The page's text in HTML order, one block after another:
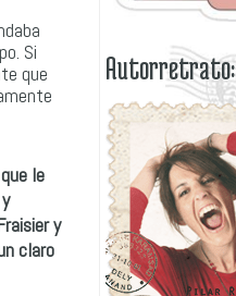
Si
que
le
y
claro
Autorretrato: